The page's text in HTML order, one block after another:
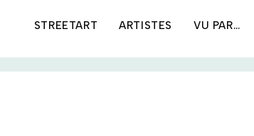
STREETART ARTISTES VU PAR…